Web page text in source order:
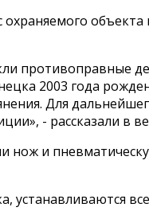
охраняемого объекта
противоправные
2003 года
Для
- рассказали в
нож и
устанавливаются все